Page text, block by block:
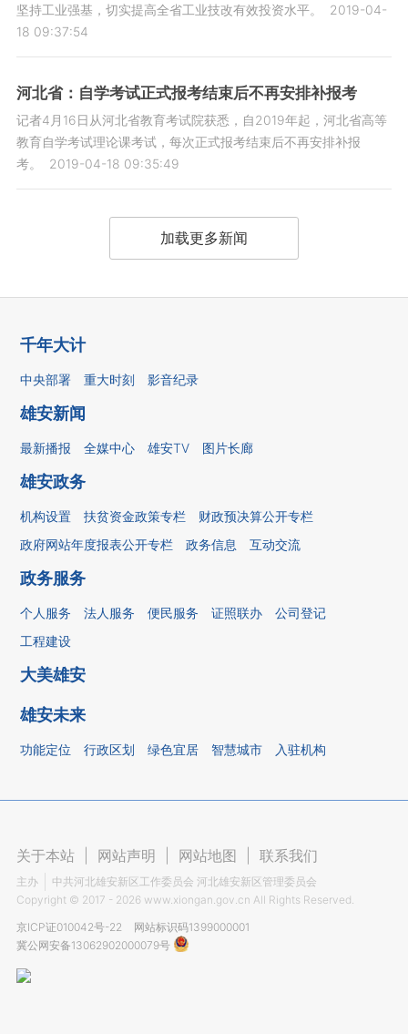
坚持工业强基，切实提高全省工业技改有效投资水平。
2019-04-
18 09:37:54
河北省：自学考试正式报考结束后不再安排补报考
记者4月16日从河北省教育考试院获悉，自2019年起，河北省高等
教育自学考试理论课考试，每次正式报考结束后不再安排补报
考。
2019-04-18 09:35:49
加载更多新闻
千年大计
中央部署 重大时刻 影音纪录
雄安新闻
最新播报 全媒中心 雄安TV 图片长廊
雄安政务
机构设置 扶贫资金政策专栏
财政预决算公开专栏
政府网站年度报表公开专栏
政务信息 互动交流
政务服务
个人服务 法人服务 便民服务 证照联办
公司登记
工程建设
大美雄安
雄安未来
功能定位 行政区划 绿色宜居 智慧城市 入驻机构
关于本站 网站声明 网站地图 联系我们
主办
中共河北雄安新区工作委员会 河北雄安新区管理委员会
Copyright © 2017 - 2026 www.xiongan.gov.cn All Rights Reserved.
京ICP证010042号-22
网站标识码1399000001
冀公网安备13062902000079号